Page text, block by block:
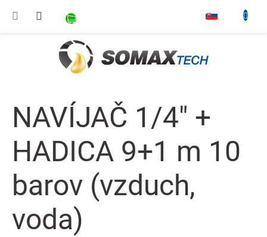
NÁKUPNÝ KOŠÍK
NAVÍJAČ 1/4" +
HADICA 9+1 m 10
barov (vzduch,
voda)